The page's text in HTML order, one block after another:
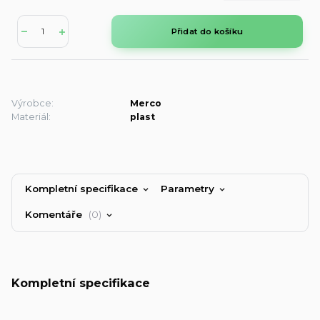
Přidat do košíku
Výrobce:
Merco
Materiál:
plast
Kompletní specifikace Parametry
Komentáře 0
Kompletní specifikace